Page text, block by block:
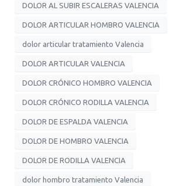
DOLOR AL SUBIR ESCALERAS VALENCIA
DOLOR ARTICULAR HOMBRO VALENCIA
dolor articular tratamiento Valencia
DOLOR ARTICULAR VALENCIA
DOLOR CRÓNICO HOMBRO VALENCIA
DOLOR CRÓNICO RODILLA VALENCIA
DOLOR DE ESPALDA VALENCIA
DOLOR DE HOMBRO VALENCIA
DOLOR DE RODILLA VALENCIA
dolor hombro tratamiento Valencia